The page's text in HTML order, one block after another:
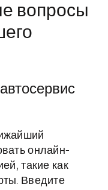
вопросы
онлайн-
такие как
Введите